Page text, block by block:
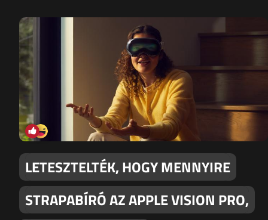
LETESZTELTÉK, HOGY MENNYIRE
STRAPABÍRÓ AZ APPLE VISION PRO,